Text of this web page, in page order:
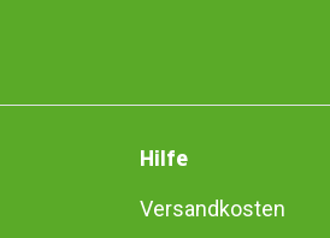
Hilfe
Versandkosten